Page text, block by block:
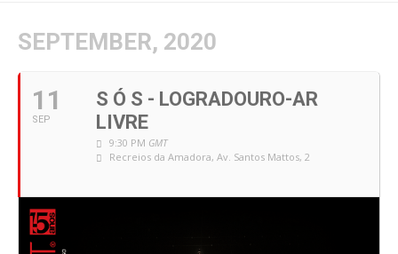
SEPTEMBER, 2020
11
SEP
S Ó S - LOGRADOURO-AR
LIVRE
9:30 PM GMT
Recreios da Amadora, Av. Santos Mattos, 2